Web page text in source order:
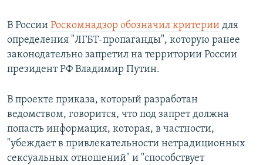
В России Роскомнадзор обозначил критерии для
определения "ЛГБТ-пропаганды", которую ранее
законодательно запретил на территории России
президент РФ Владимир Путин.
В проекте приказа, который разработан
ведомством, говорится, что под запрет должна
попасть информация, которая, в частности,
"убеждает в привлекательности нетрадиционных
сексуальных отношений" и "способствует